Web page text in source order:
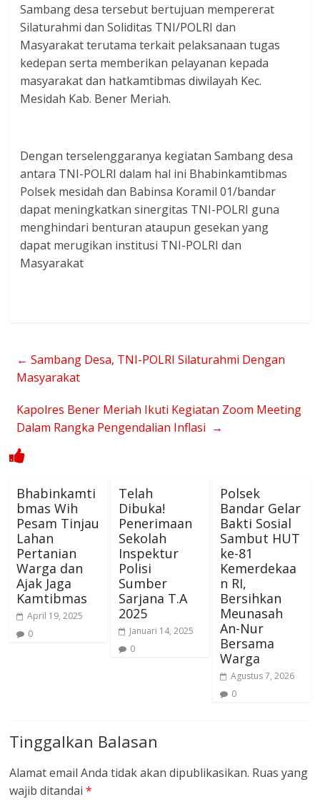
Sambang desa tersebut bertujuan mempererat
Silaturahmi dan Soliditas TNI/POLRI dan
Masyarakat terutama terkait pelaksanaan tugas
kedepan serta memberikan pelayanan kepada
masyarakat dan hatkamtibmas diwilayah Kec.
Mesidah Kab. Bener Meriah.
Dengan terselenggaranya kegiatan Sambang desa
antara TNI-POLRI dalam hal ini Bhabinkamtibmas
Polsek mesidah dan Babinsa Koramil 01/bandar
dapat meningkatkan sinergitas TNI-POLRI guna
menghindari benturan ataupun gesekan yang
dapat merugikan institusi TNI-POLRI dan
Masyarakat
← Sambang Desa, TNI-POLRI Silaturahmi Dengan
Masyarakat
Kapolres Bener Meriah Ikuti Kegiatan Zoom Meeting
Dalam Rangka Pengendalian Inflasi →
Bhabinkamti
bmas Wih
Pesam Tinjau
Lahan
Pertanian
Warga dan
Ajak Jaga
Kamtibmas
April 19, 2025
0
Telah
Dibuka!
Penerimaan
Sekolah
Inspektur
Polisi
Sumber
Sarjana T.A
2025
Januari 14, 2025
0
Polsek
Bandar Gelar
Bakti Sosial
Sambut HUT
ke-81
Kemerdekaa
n RI,
Bersihkan
Meunasah
An-Nur
Bersama
Warga
Agustus 7, 2026
0
Tinggalkan Balasan
Alamat email Anda tidak akan dipublikasikan. Ruas yang
wajib ditandai*